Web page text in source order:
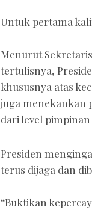
Untuk pertama
Menurut
tertulisnya,
khususnya atas
juga menekankan
dari level
Presiden
terus dijaga dan
“Buktikan